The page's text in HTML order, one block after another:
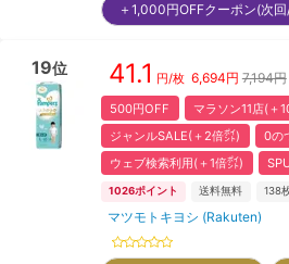
＋1,000円OFFクーポン(次
19位 41.1 円/枚 6,694円 7,194円
500円OFF
マラソン11店(＋
ジャンルSALE(＋2倍㌽)
0の
ウェブ検索利用(＋1倍㌽)
1026ポイント 送料無料 138
マツモトキヨシ (Rakuten)